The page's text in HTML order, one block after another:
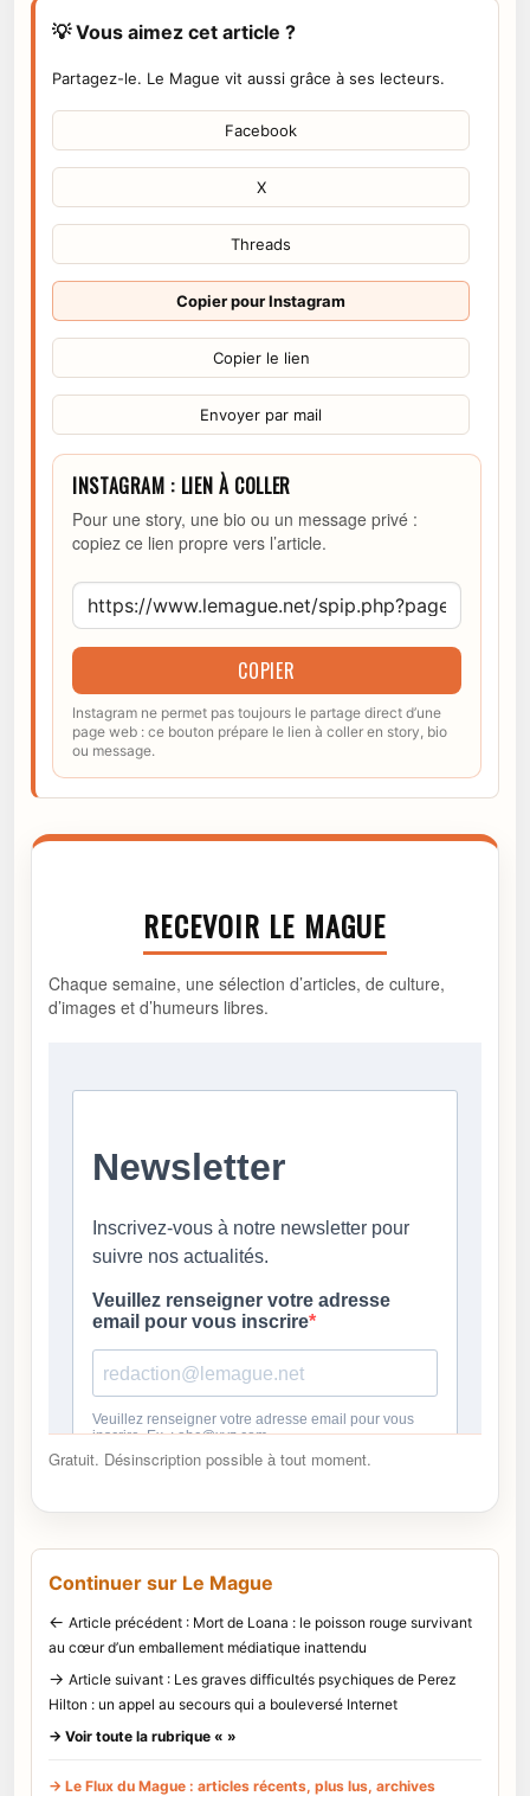
💡 Vous aimez cet article ?
Partagez-le. Le Mague vit aussi grâce à ses lecteurs.
Facebook
X
Threads
Copier pour Instagram
Copier le lien
Envoyer par mail
INSTAGRAM : LIEN À COLLER
Pour une story, une bio ou un message privé :
copiez ce lien propre vers l’article.
COPIER
Instagram ne permet pas toujours le partage direct d’une
page web : ce bouton prépare le lien à coller en story, bio
ou message.
RECEVOIR LE MAGUE
Chaque semaine, une sélection d’articles, de culture,
d’images et d’humeurs libres.
Gratuit. Désinscription possible à tout moment.
Continuer sur Le Mague
← Article précédent : Mort de Loana : le poisson rouge survivant
au cœur d’un emballement médiatique inattendu
→ Article suivant : Les graves difficultés psychiques de Perez
Hilton : un appel au secours qui a bouleversé Internet
→ Voir toute la rubrique « »
→ Le Flux du Mague : articles récents, plus lus, archives